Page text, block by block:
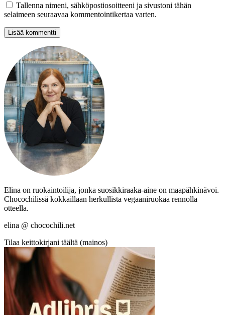
Tallenna nimeni, sähköpostiosoitteeni ja sivustoni tähän
selaimeen seuraavaa kommentointikertaa varten.
Elina on ruokaintoilija, jonka suosikkiraaka-aine on maapähkinävoi.
Chocochilissä kokkaillaan herkullista vegaaniruokaa rennolla
otteella.
elina @ chocochili.net
Tilaa keittokirjani täältä (mainos)